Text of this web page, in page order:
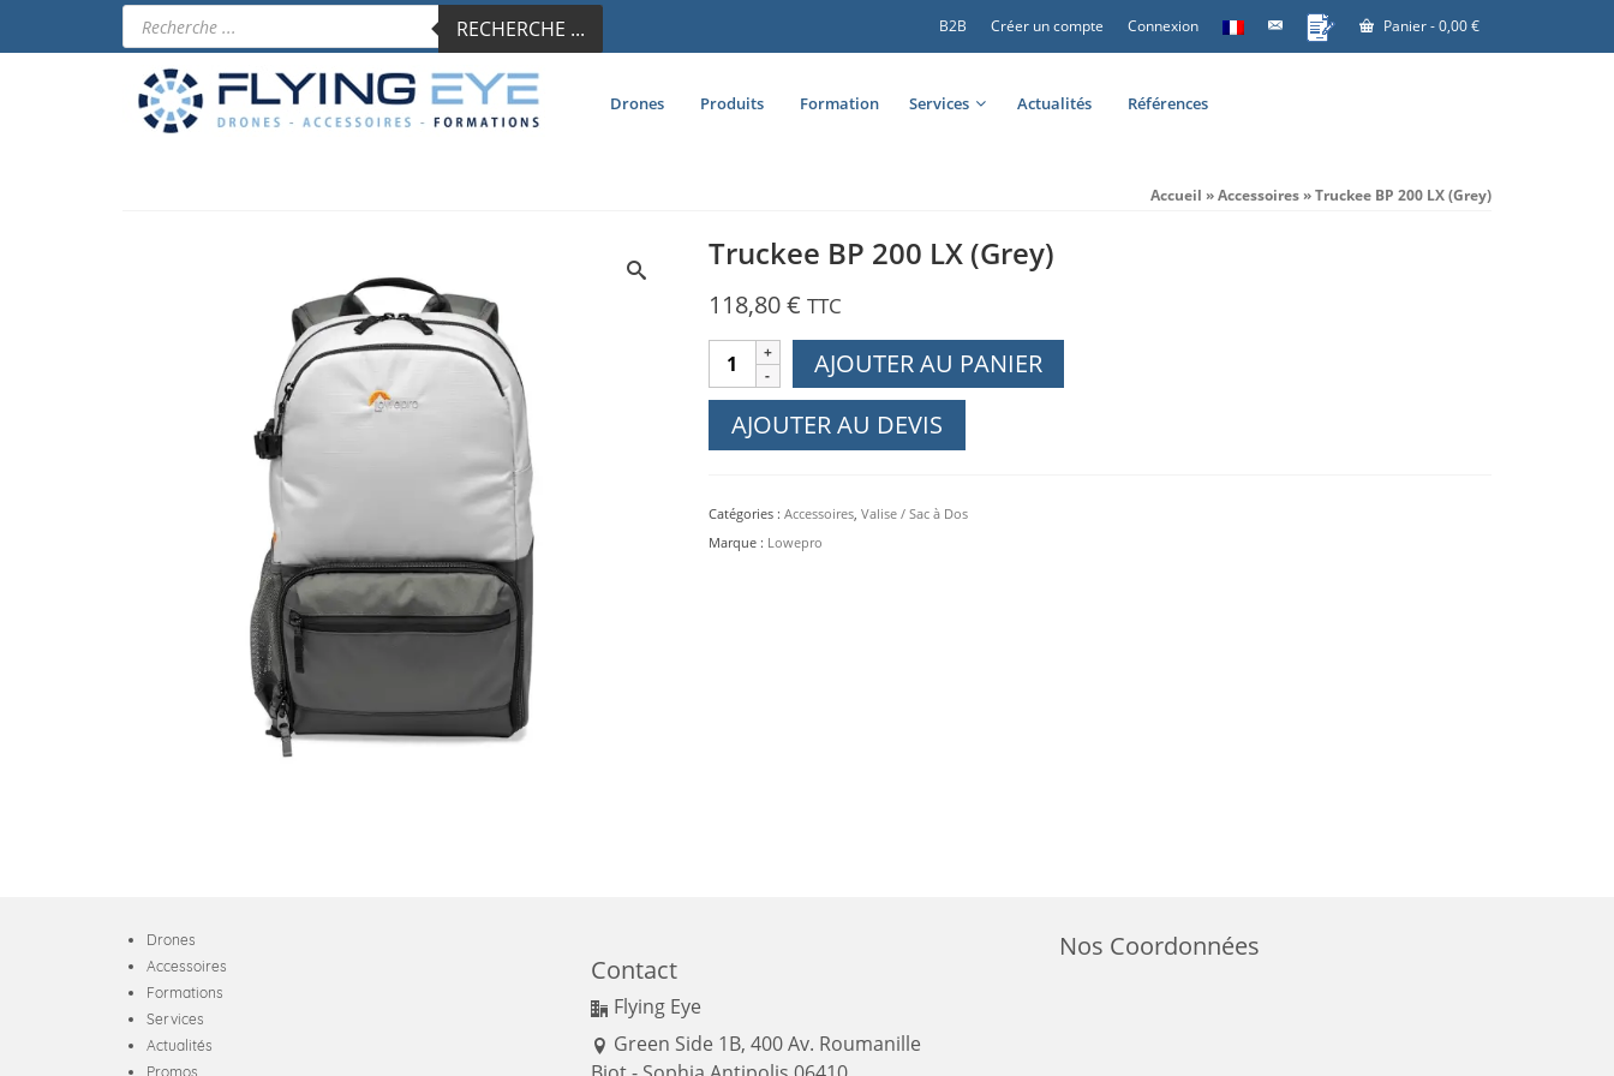
B2B Créer un compte Connexion Panier-0,00€
Recherche
de
produits
RECHERCHE ...
Drones Produits Formation Services Actualités Références
Accueil »Accessoires»Truckee BP 200 LX (Grey)
Truckee BP 200 LX (Grey)
118,80€ TTC
quantité
de
Truckee
BP
(Grey)
AJOUTER AU PANIER
AJOUTER AU DEVIS
Catégories : Accessoires, Valise / Sac à Dos
Marque : Lowepro
Drones
Accessoires
Formations
Services
Actualités
Promos
Contact
Flying Eye
Green Side 1B, 400 Av. Roumanille
Nos Coordonnées